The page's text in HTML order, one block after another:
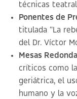
técnicas
Ponentes de
titulada “La
del Dr. Víctor
Mesas
críticos como
geriátrica, el
humano y la